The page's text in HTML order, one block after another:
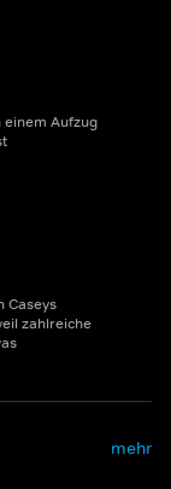
einem Aufzug
Caseys
zahlreiche
mehr